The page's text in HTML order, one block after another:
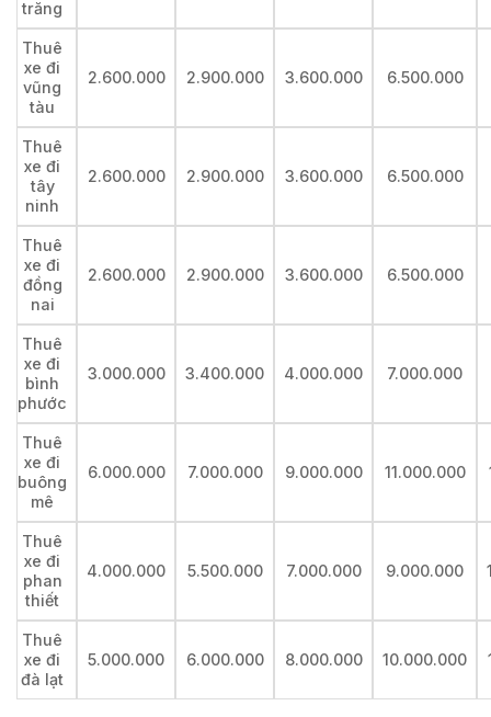
trăng
Thuê
xe đi
vũng
tàu
2.600.000 2.900.000 3.600.000 6.500.000
Thuê
xe đi
tây
ninh
2.600.000 2.900.000 3.600.000 6.500.000
Thuê
xe đi
đồng
nai
2.600.000 2.900.000 3.600.000 6.500.000
Thuê
xe đi
bình
phước
3.000.000 3.400.000 4.000.000 7.000.000
Thuê
xe đi
buông
mê
6.000.000 7.000.000 9.000.000 11.000.000
Thuê
xe đi
phan
thiết
4.000.000 5.500.000 7.000.000 9.000.000
Thuê
xe đi
đà lạt
5.000.000 6.000.000 8.000.000 10.000.000